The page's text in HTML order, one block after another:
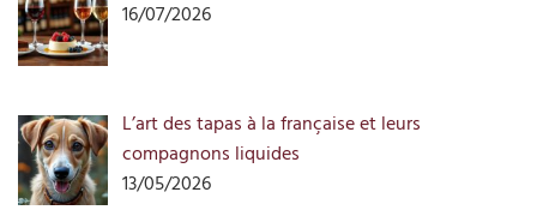
16/07/2026
L’art des tapas à la française et leurs
compagnons liquides
13/05/2026